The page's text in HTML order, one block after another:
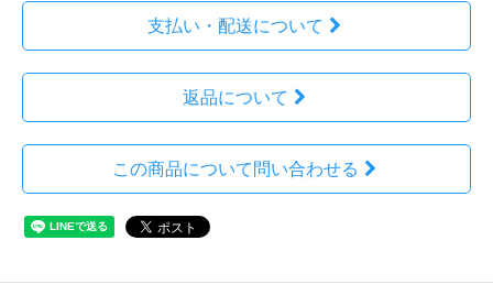
支払い・配送について
返品について
この商品について問い合わせる